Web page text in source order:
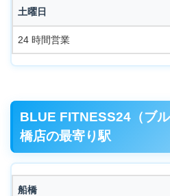
土曜日
24 時間営業
BLUE FITNESS24（ブ
橋店の最寄り駅
船橋